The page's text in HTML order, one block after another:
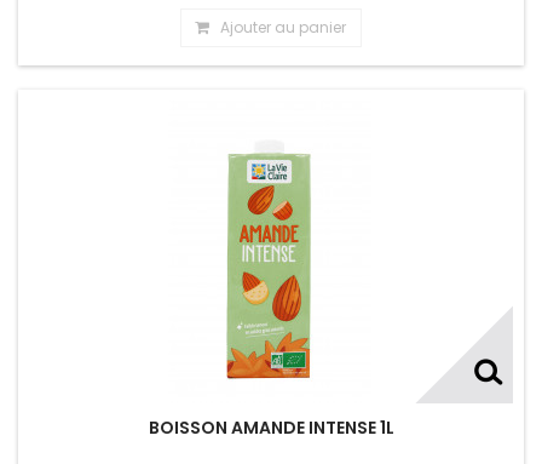
Ajouter au panier
BOISSON AMANDE INTENSE 1L